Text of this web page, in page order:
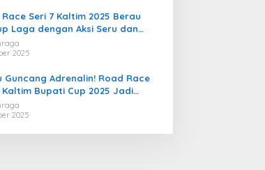
Seri 7 Kaltim 2025 Berau
Laga dengan Aksi Seru dan
Sportivitas
2025
Guncang Adrenalin! Road Race
Kaltim Bupati Cup 2025 Jadi
Lahirnya Sirkuit Permanen
2025